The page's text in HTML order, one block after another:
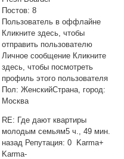
Постов: 8
Пользователь в оффлайне
Кликните здесь, чтобы
отправить пользователю
Личное сообщение Кликните
здесь, чтобы посмотреть
профиль этого пользователя
Пол: ЖенскийСтрана, город:
Москва
RE: Где дают квартиры
молодым семьям5 ч., 49 мин.
назад Репутация: 0 Karma+
Karma-